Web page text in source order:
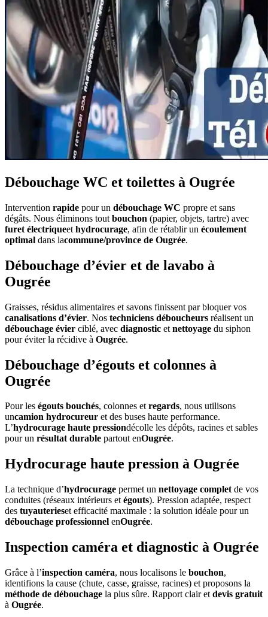
Débouchage WC et toilettes à Ougrée
Intervention rapide pour un débouchage WC propre et sans
dégâts. Nous éliminons tout bouchon (papier, objets, tartre) avec
furet électriqueet hydrocurage, afin de rétablir un écoulement
optimal dans lacommune/province de Ougrée.
Débouchage d’évier et de lavabo à
Ougrée
Graisses, résidus alimentaires et savons finissent par bloquer vos
canalisations d’évier. Nos techniciens déboucheurs réalisent un
débouchage évier ciblé, avec diagnostic et nettoyage du siphon
pour éviter la récidive à Ougrée.
Débouchage d’égouts et colonnes à
Ougrée
Pour les égouts bouchés, colonnes etregards, nous utilisons
uncamion hydrocureur et des buses haute performance.
L’hydrocurage haute pressiondécolle les dépôts, racines et sables
pour un résultat durable partout enOugrée.
Hydrocurage haute pression à Ougrée
La technique d’hydrocurage permet un nettoyage complet de vos
conduites (réseaux intérieurs et égouts). Pression adaptée, respect
des tuyauterieset efficacité maximale : la solution idéale pour un
débouchage professionnel enOugrée.
Inspection caméra et diagnostic à Ougrée
Grâce à l’inspection caméra, nous localisons le bouchon,
identifions la cause (chute, casse, graisse, racines) et proposons la
méthode de débouchage la plus sûre. Rapport clair et devis gratuit
à Ougrée.